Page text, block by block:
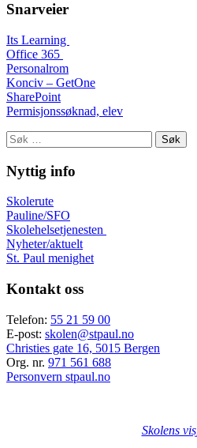
Snarveier
Its Learning
Office 365
Personalrom
Konciv – GetOne
SharePoint
Permisjonssøknad, elev
Søk
etter:
Nyttig info
Skolerute
Pauline/SFO
Skolehelsetjenesten
Nyheter/aktuelt
St. Paul menighet
Kontakt oss
Telefon: 55 21 59 00
E-post: skolen@stpaul.no
Christies gate 16, 5015 Bergen
Org. nr. 971 561 688
Personvern stpaul.no
Skolens